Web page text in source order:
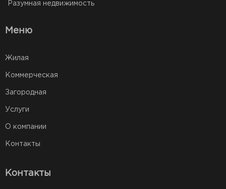
Разумная недвижимость
Меню
Жилая
Коммерческая
Загородная
Услуги
О компании
Контакты
Контакты